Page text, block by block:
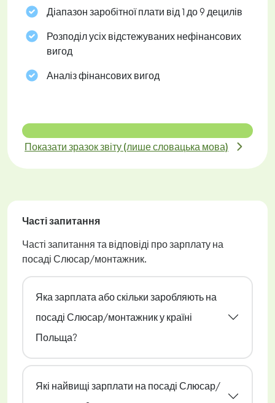
Діапазон заробітної плати від 1 до 9 децилів
Розподіл усіх відстежуваних нефінансових
вигод
Аналіз фінансових вигод
Показати зразок звіту (лише словацька мова)
Часті запитання
Часті запитання та відповіді про зарплату на
посаді Слюсар/монтажник.
Яка зарплата або скільки заробляють на
посаді Слюсар/монтажник у країні
Польща?
Які найвищі зарплати на посаді Слюсар/